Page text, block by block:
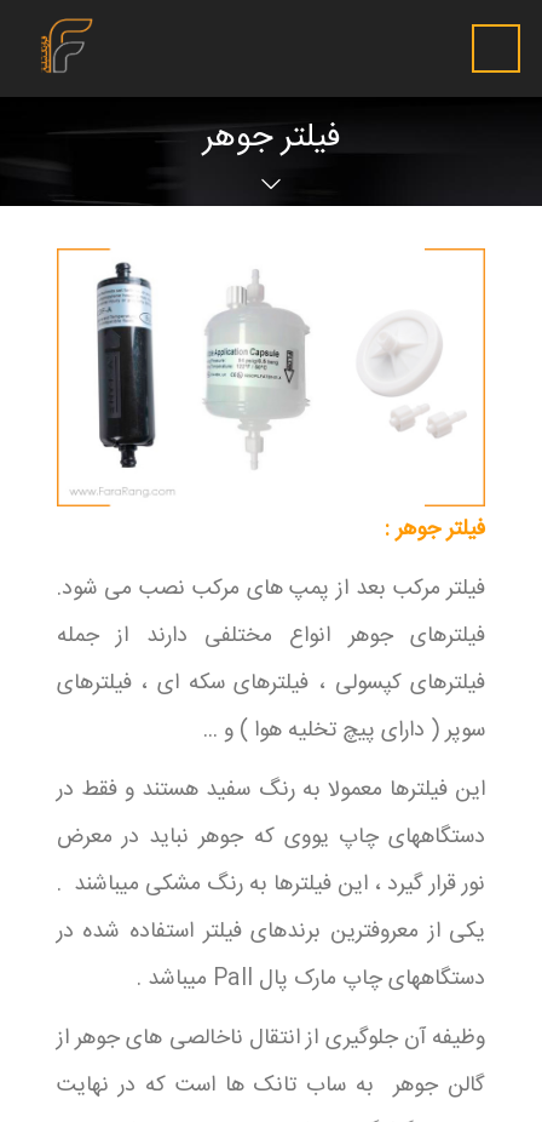
فیلتر جوهر
فیلتر جوهر :
فيلتر مركب بعد از پمپ های مرکب نصب می شود.
فیلترهای جوهر انواع مختلفی دارند از جمله
فیلترهای کپسولی ، فیلترهای سکه ای ، فیلترهای
سوپر ( دارای پیچ تخلیه هوا ) و ...
این فیلترها معمولا به رنگ سفید هستند و فقط در
دستگاههای چاپ یووی که جوهر نباید در معرض
نور قرار گیرد ، این فیلترها به رنگ مشکی میباشند .
یکی از معروفترین برندهای فیلتر استفاده شده در
دستگاههای چاپ مارک پال Pall میباشد .
وظیفه آن جلوگیری از انتقال ناخالصی های جوهر از
گالن جوهر به ساب تانک ها است که در نهایت